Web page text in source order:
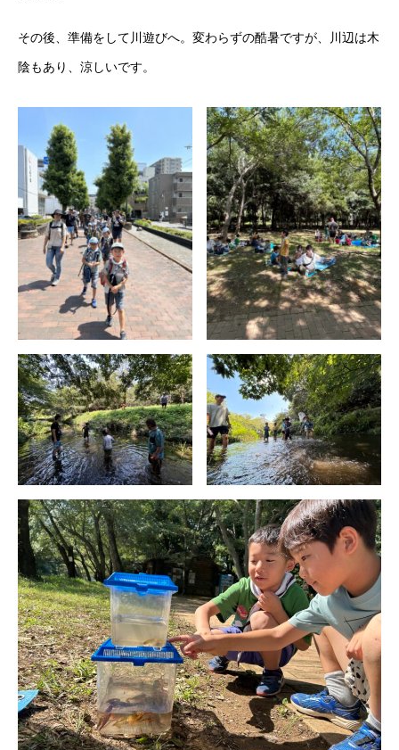
その後、準備をして川遊びへ。変わらずの酷暑ですが、川辺は木
陰もあり、涼しいです。